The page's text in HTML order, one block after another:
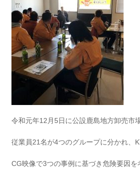
令和元年12月5日に公設鹿島地方卸売市
従業員21名が4つのグループに分かれ、
CG映像で3つの事例に基づき危険要因を